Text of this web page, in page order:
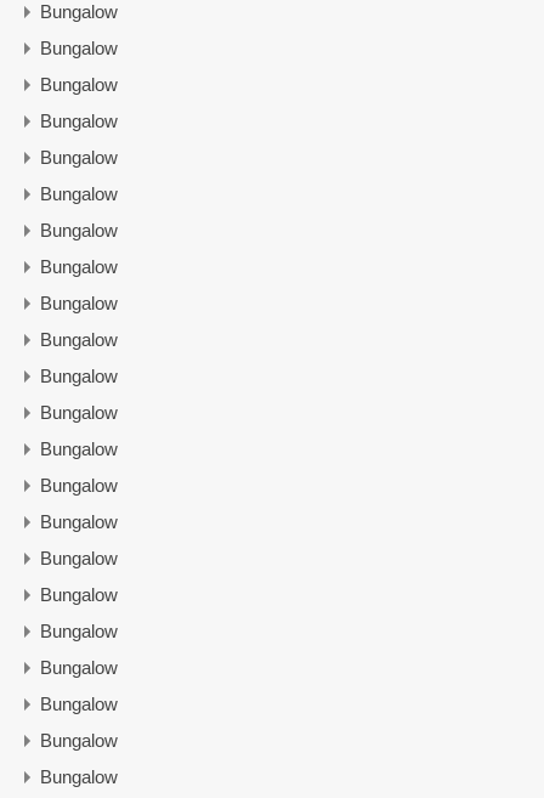
Bungalow
Bungalow
Bungalow
Bungalow
Bungalow
Bungalow
Bungalow
Bungalow
Bungalow
Bungalow
Bungalow
Bungalow
Bungalow
Bungalow
Bungalow
Bungalow
Bungalow
Bungalow
Bungalow
Bungalow
Bungalow
Bungalow